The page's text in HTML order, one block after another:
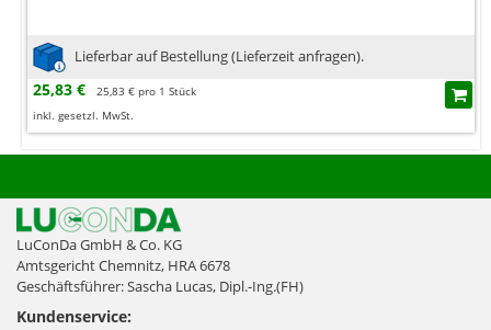
Lieferbar auf Bestellung (Lieferzeit anfragen).
25,83 €
25,83 € pro 1 Stück
inkl. gesetzl. MwSt.
LuConDa GmbH & Co. KG
Amtsgericht Chemnitz, HRA 6678
Geschäftsführer: Sascha Lucas, Dipl.-Ing.(FH)
Kundenservice: